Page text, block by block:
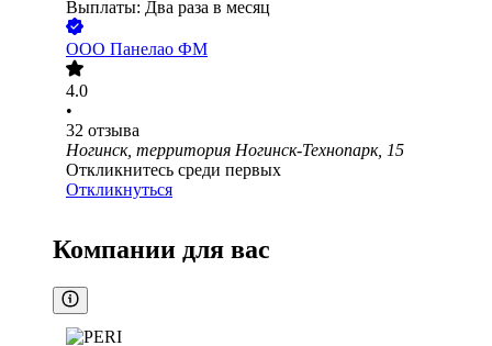
Выплаты: Два раза в месяц
ООО Панелао ФМ
4.0
•
32 отзыва
Ногинск, территория Ногинск-Технопарк, 15
Откликнитесь среди первых
Откликнуться
Компании для вас